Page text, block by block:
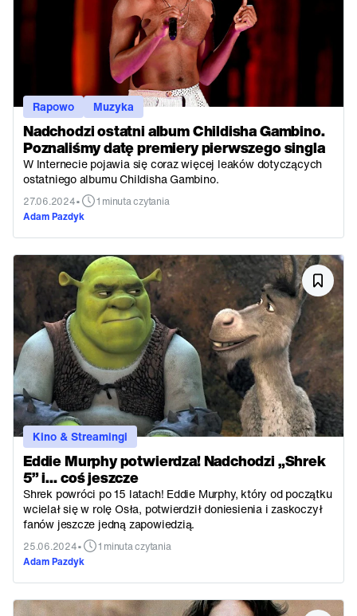
Nadchodzi ostatni album Childisha Gambino.
Poznaliśmy datę premiery pierwszego singla
W Internecie pojawia się coraz więcej leaków dotyczących
ostatniego albumu Childisha Gambino.
27.06.2024•
1 minuta czytania
Adam Pazdyk
Rapowo Muzyka
Eddie Murphy potwierdza! Nadchodzi „Shrek
5” i… coś jeszcze
Shrek powróci po 15 latach! Eddie Murphy, który od początku
wcielał się w rolę Osła, potwierdził doniesienia i zaskoczył
fanów jeszcze jedną zapowiedzią.
25.06.2024•
1 minuta czytania
Adam Pazdyk
Kino & Streamingi